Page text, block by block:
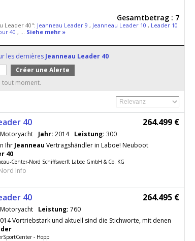
Gesamtbetrag : 7
Leader 40": Jeanneau Leader 9 , Jeanneau Leader 10 , Leader 10
40 , ... Siehe mehr »
les dernières Jeanneau Leader 40
tout moment.
40 264.499 €
Jahr: 2014 Leistung: 300
Ihr Jeanneau Vertragshändler in Laboe! Neuboot
40
Center-Nord Schiffswerft Laboe GmbH & Co. KG
Info
40 264.495 €
Leistung: 760
Vortriebstark und aktuell sind die Stichworte, mit denen
- Hopp